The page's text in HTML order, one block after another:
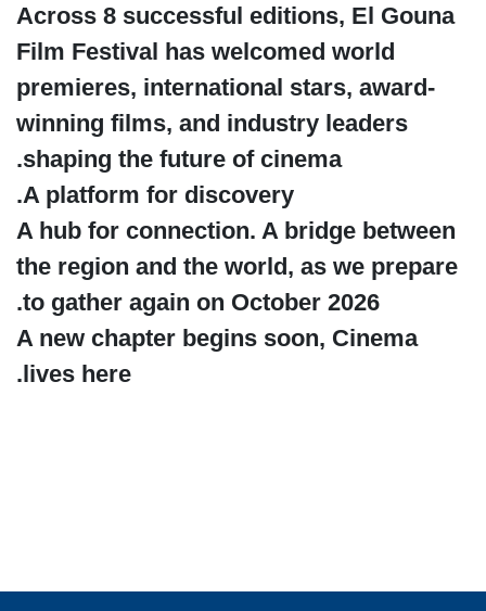
Across 8 successful editions, El Gouna
Film Festival has welcomed world
premieres, international stars, award-
winning films, and industry leaders
shaping the future of cinema.
A platform for discovery.
A hub for connection. A bridge between
the region and the world, as we prepare
to gather again on October 2026.
A new chapter begins soon, Cinema
lives here.